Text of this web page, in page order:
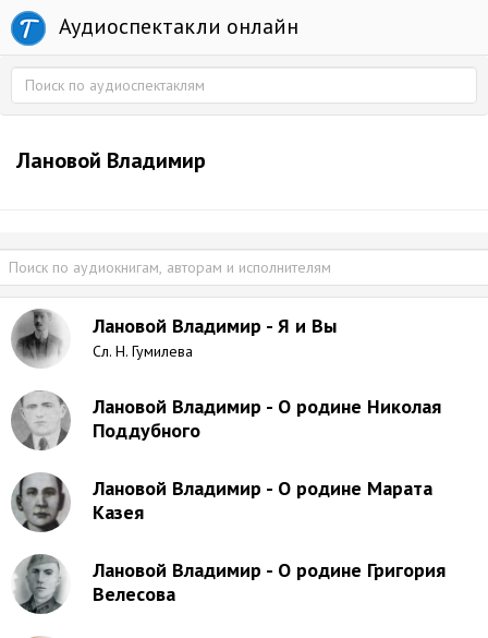
Аудиоспектакли онлайн
Лановой Владимир
Лановой Владимир - Я и Вы
Сл. Н. Гумилева
Лановой Владимир - О родине Николая
Поддубного
Лановой Владимир - О родине Марата
Казея
Лановой Владимир - О родине Григория
Велесова